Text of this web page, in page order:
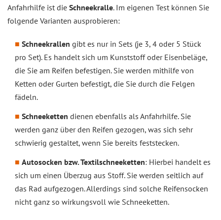
Anfahrhilfe ist die Schneekralle. Im eigenen Test können Sie
folgende Varianten ausprobieren:
Schneekrallen gibt es nur in Sets (je 3, 4 oder 5 Stück
pro Set). Es handelt sich um Kunststoff oder Eisenbeläge,
die Sie am Reifen befestigen. Sie werden mithilfe von
Ketten oder Gurten befestigt, die Sie durch die Felgen
fädeln.
Schneeketten dienen ebenfalls als Anfahrhilfe. Sie
werden ganz über den Reifen gezogen, was sich sehr
schwierig gestaltet, wenn Sie bereits feststecken.
Autosocken bzw. Textilschneeketten: Hierbei handelt es
sich um einen Überzug aus Stoff. Sie werden seitlich auf
das Rad aufgezogen. Allerdings sind solche Reifensocken
nicht ganz so wirkungsvoll wie Schneeketten.